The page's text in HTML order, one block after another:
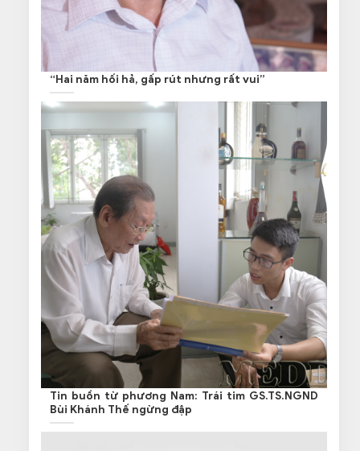
“Hai năm hối hả, gấp rút nhưng rất vui”
Tin buồn từ phương Nam: Trái tim GS.TS.NGND
Bùi Khánh Thế ngừng đập